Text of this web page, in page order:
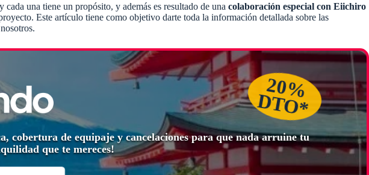
cada una tiene un propósito, y además es resultado de una colaboración especial con Eiichiro
Este artículo tiene como objetivo darte toda la información detallada sobre las
20%
DTO*
cobertura de equipaje y cancelaciones para que nada arruine tu
que te mereces!